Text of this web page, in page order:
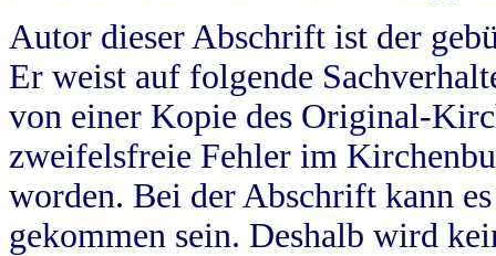
Autor dieser Abschrift ist der
Er weist auf folgende
von einer Kopie des Original-
zweifelsfreie Fehler im
worden. Bei der Abschrift kann
gekommen sein. Deshalb wird